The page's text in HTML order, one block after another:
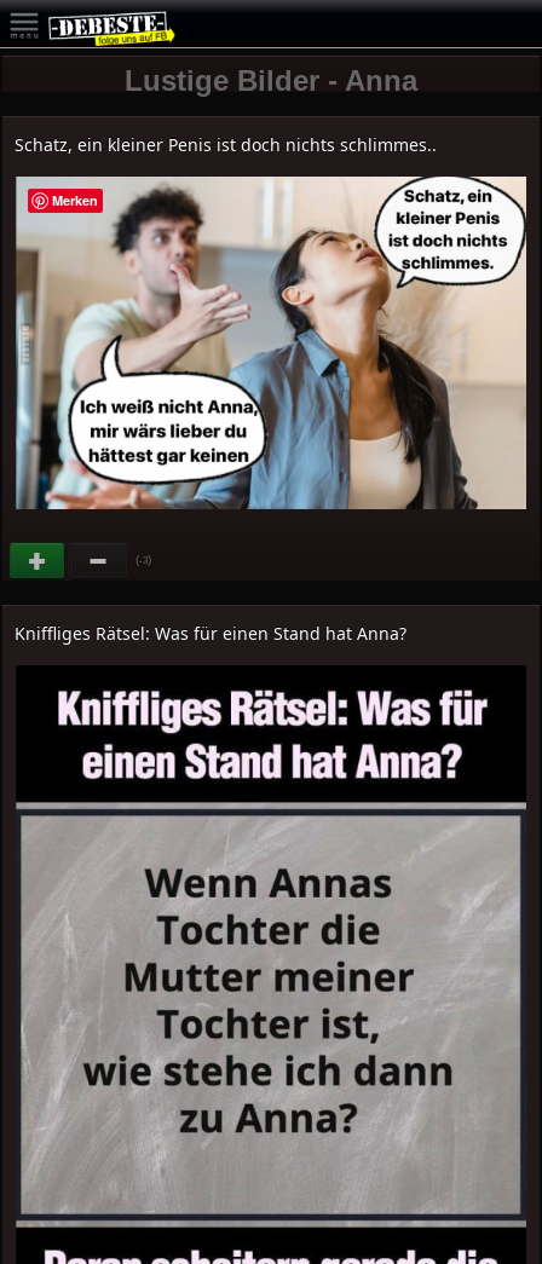
Lustige Bilder - Anna
Schatz, ein kleiner Penis ist doch nichts schlimmes..
(-3)
Kniffliges Rätsel: Was für einen Stand hat Anna?
Merken